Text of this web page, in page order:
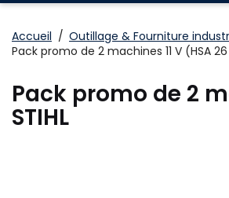
Accueil / Outillage & Fourniture
Pack promo de 2 machines 11 V (HSA
Pack promo de 2
STIHL